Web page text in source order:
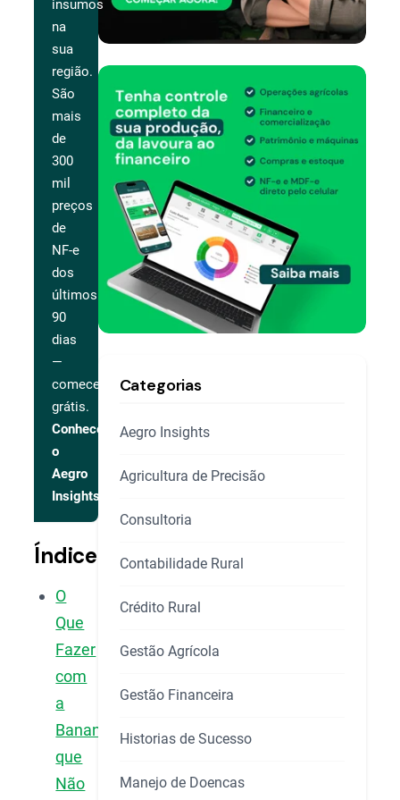
insumos
na
sua
região.
São
mais
de
300
mil
preços
de
NF-e
dos
últimos
90
dias
—
comece
grátis.
Conhecer
o
Aegro
Insights
Índice
O
Que
Fazer
com
a
Banana
que
Não
Categorias
Aegro Insights
Agricultura de Precisão
Consultoria
Contabilidade Rural
Crédito Rural
Gestão Agrícola
Gestão Financeira
Historias de Sucesso
Manejo de Doencas